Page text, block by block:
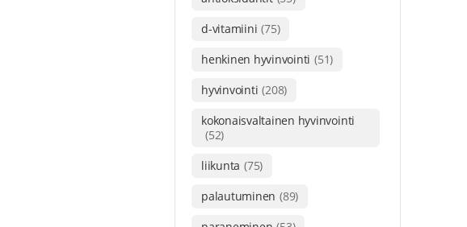
d-vitamiini (75)
henkinen hyvinvointi (51)
hyvinvointi (208)
kokonaisvaltainen hyvinvointi
(52)
liikunta (75)
palautuminen (89)